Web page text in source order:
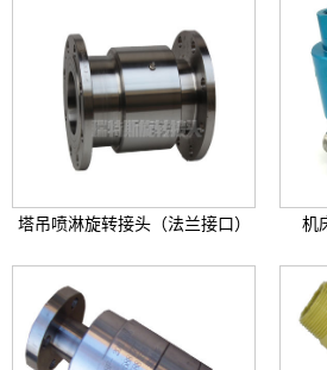
塔吊喷淋旋转接头（法兰接口）
机